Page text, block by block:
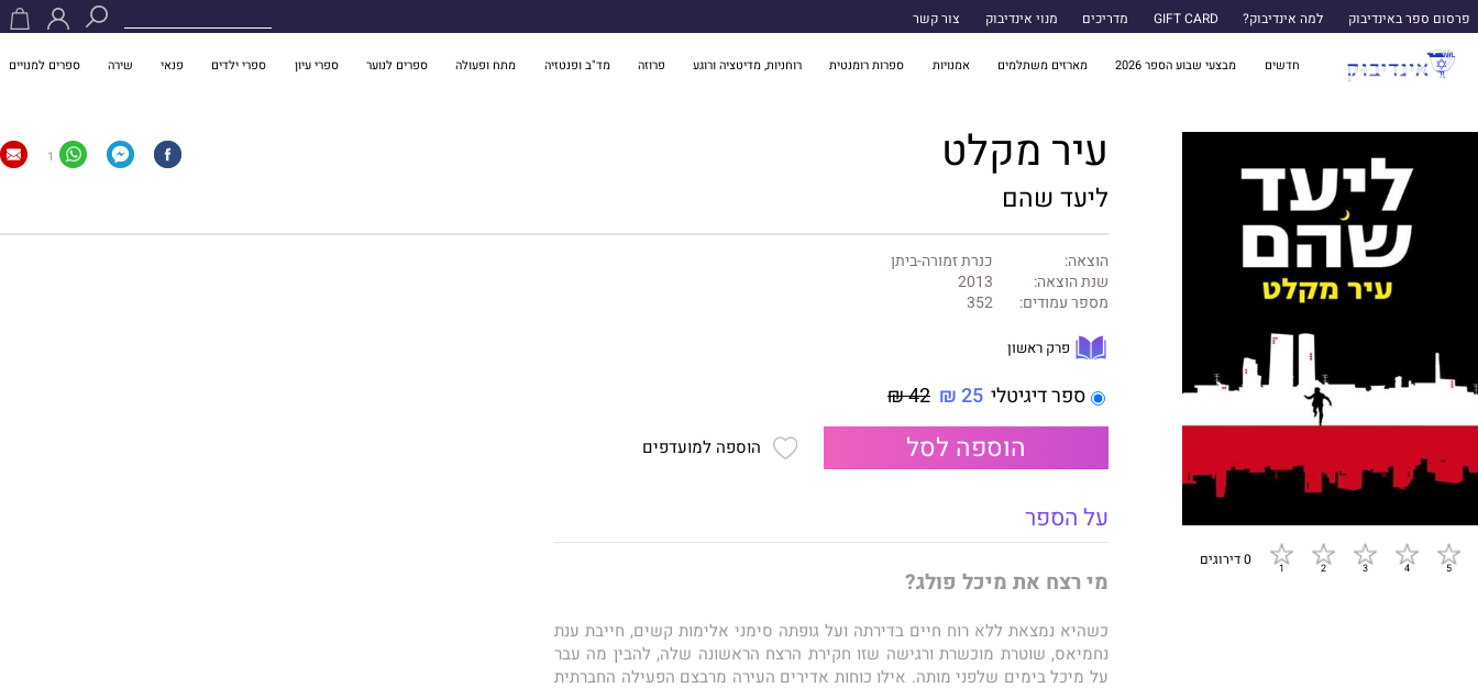
פרסום ספר באינדיבוק למה אינדיבוק? GIFT CARD מדריכים מנוי אינדיבוק צור קשר
חדשים מבצעי שבוע הספר 2026 מארזים משתלמים אמנויות ספרות רומנטית רוחניות, מדיטציה ורוגע פרוזה מד"ב ופנטזיה מתח ופעולה ספרים לנוער ספרי עיון ספרי ילדים פנאי שירה ספרים למנויים
0 דירוגים
עיר מקלט 1
ליעד שהם
הוצאה:
כנרת זמורה-ביתן
שנת הוצאה:
2013
מספר עמודים:
352
פרק ראשון
ספר דיגיטלי 25 ₪
42 ₪
הוספה לסל הוספה למועדפים
על הספר
מי רצח את מיכל פולג?
כשהיא נמצאת ללא רוח חיים בדירתה ועל גופתה סימני אלימות קשים, חייבת ענת
נחמיאס, שוטרת מוכשרת ורגישה שזו חקירת הרצח הראשונה שלה, להבין מה עבר
על מיכל בימים שלפני מותה. אילו כוחות אדירים העירה מרבצם הפעילה החברתית